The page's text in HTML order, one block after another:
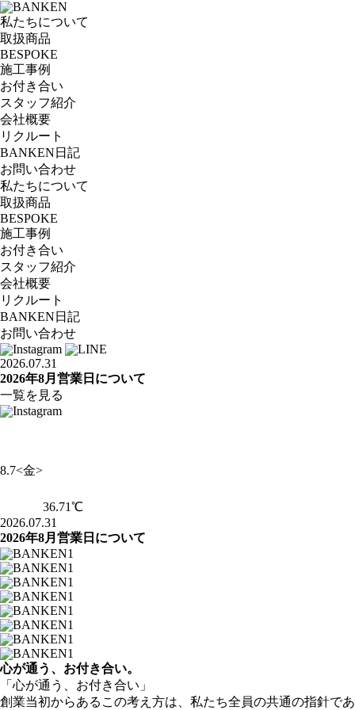
私たちについて
取扱商品
BESPOKE
施工事例
お付き合い
スタッフ紹介
会社概要
リクルート
BANKEN日記
お問い合わせ
私たちについて
取扱商品
BESPOKE
施工事例
お付き合い
スタッフ紹介
会社概要
リクルート
BANKEN日記
お問い合わせ
2026.07.31
2026年8月営業日について
一覧を見る
8.7<金>
36.71℃
2026.07.31
2026年8月営業日について
心が通う、お付き合い。
「心が通う、お付き合い」
創業当初からあるこの考え方は、私たち全員の共通の指針であ